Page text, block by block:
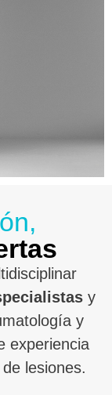
y
y
experiencia
lesiones.